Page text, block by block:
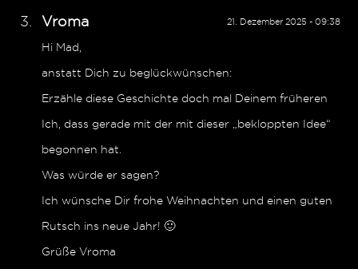
21. Dezember 2025 - 09:38
Vroma
Hi Mad,
anstatt Dich zu beglückwünschen:
Erzähle diese Geschichte doch mal Deinem früheren
Ich, dass gerade mit der mit dieser „bekloppten Idee“
begonnen hat.
Was würde er sagen?
Ich wünsche Dir frohe Weihnachten und einen guten
Rutsch ins neue Jahr! 🙂
Grüße Vroma